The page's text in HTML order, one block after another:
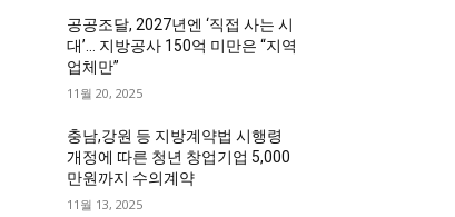
공공조달, 2027년엔 ‘직접 사는 시
대’… 지방공사 150억 미만은 “지역
업체만”
11월 20, 2025
충남,강원 등 지방계약법 시행령
개정에 따른 청년 창업기업 5,000
만원까지 수의계약
11월 13, 2025